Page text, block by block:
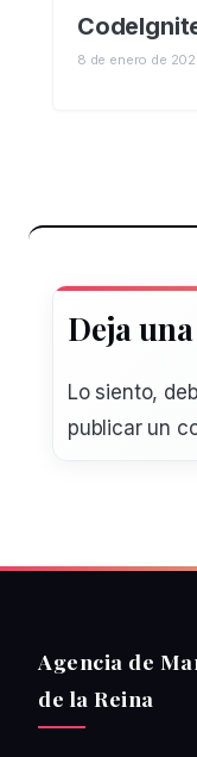
8 de enero de
Deja
Lo siento,
publicar un
Agencia de
de la Reina